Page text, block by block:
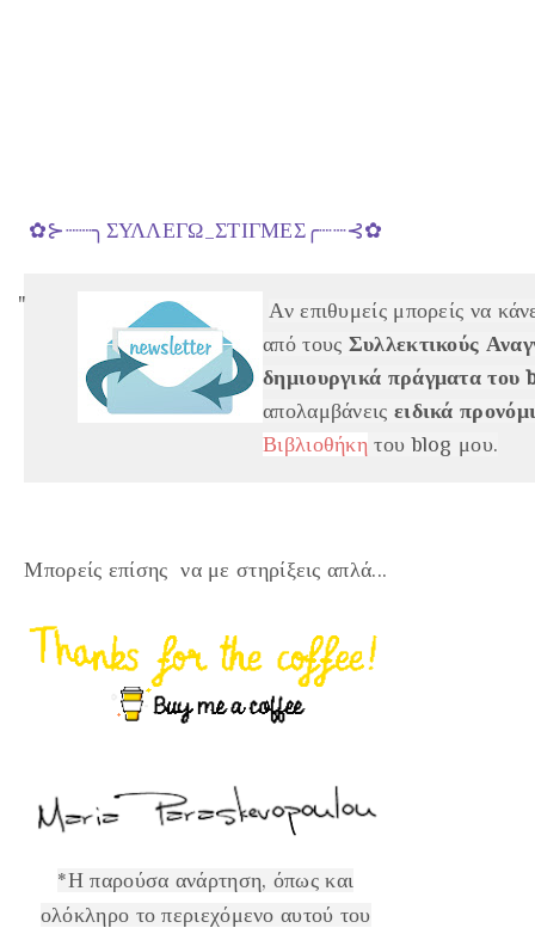
✿⊱┈┈╮ΣΥΛΛΕΓΩ_ΣΤΙΓΜΕΣ╭┈┈⊰✿
Αν επιθυμείς μπορείς να
από τους Συλλεκτικούς
δημιουργικά πράγματα του
απολαμβάνεις ειδικά
Βιβλιοθήκη του blog μου.
Μπορείς επίσης να με στηρίξεις απλά...
*Η παρούσα ανάρτηση, όπως και
ολόκληρο το περιεχόμενο αυτού του